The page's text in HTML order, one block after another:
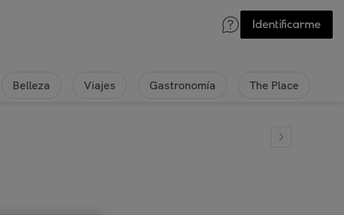
Identificarme
Belleza Viajes Gastronomía The Place